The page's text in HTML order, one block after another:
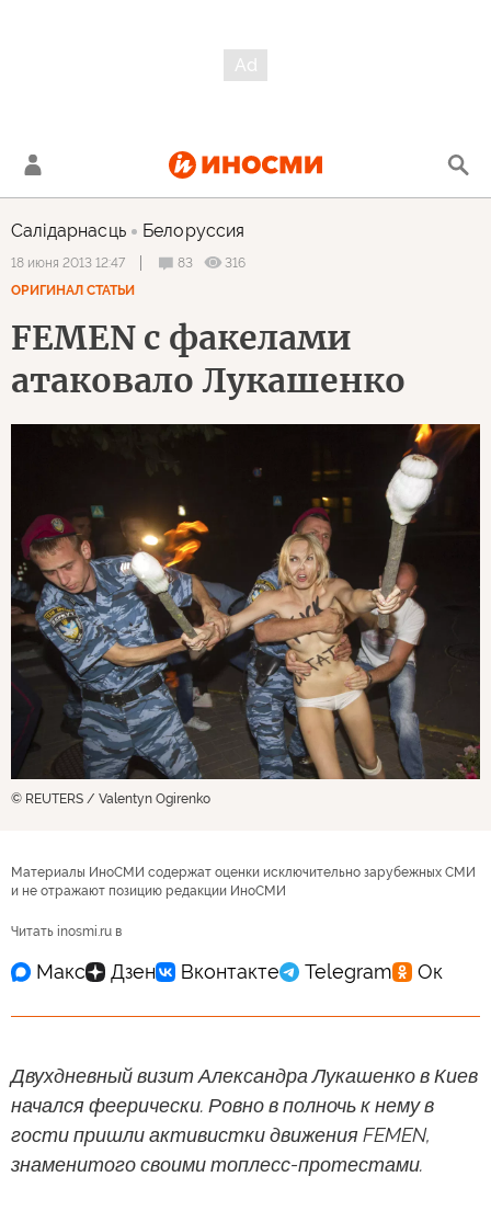
Салiдарнасць Белоруссия
18 июня 2013 12:47 83
316
ОРИГИНАЛ СТАТЬИ
FEMEN с факелами
атаковало Лукашенко
© REUTERS / Valentyn Ogirenko
Материалы ИноСМИ содержат оценки исключительно зарубежных СМИ
и не отражают позицию редакции ИноСМИ
Читать inosmi.ru в
Двухдневный визит Александра Лукашенко в Киев
начался феерически. Ровно в полночь к нему в
гости пришли активистки движения FEMEN,
знаменитого своими топлесс-протестами.